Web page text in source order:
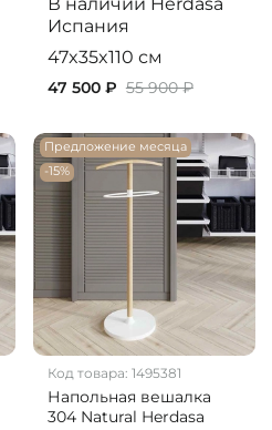
Испания
47x35x110 см
47 500 ₽ 55 900 ₽
Предложение месяца
-15%
Код товара: 1495381
Напольная вешалка
304 Natural Herdasa